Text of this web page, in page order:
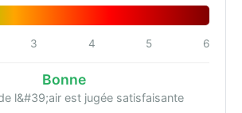
3 4 5 6
Bonne
l&#39;air est jugée satisfaisante